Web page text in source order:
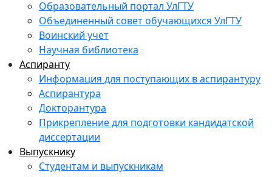
Образовательный портал УлГТУ
Объединенный совет обучающихся УлГТУ
Воинский учет
Научная библиотека
Аспиранту
Информация для поступающих в аспирантуру
Аспирантура
Докторантура
Прикрепление для подготовки кандидатской
диссертации
Выпускнику
Студентам и выпускникам